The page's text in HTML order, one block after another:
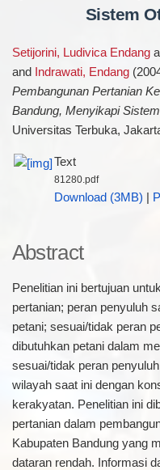
Sistem
Setijorini, Ludivica Endang
and
Indrawati, Endang
Pembangunan Pertanian
Bandung, Menyikapi
Universitas Terbuka,
Text
81280.pdf
Download (3MB)
Abstract
Penelitian ini bertujuan
pertanian; peran penyuluh
petani; sesuai/tidak peran
dibutuhkan petani dalam
sesuai/tidak peran
wilayah saat ini dengan
kerakyatan. Penelitian ini
pertanian dalam
Kabupaten Bandung yang
dataran rendah. Informasi